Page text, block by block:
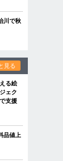
川で秋
見る
る絵
ェク
支援
品値上